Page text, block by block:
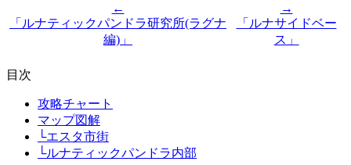
←
「ルナティックパンドラ研究所(ラグナ
編)」
→
「ルナサイドベー
ス」
目次
攻略チャート
マップ図解
└エスタ市街
└ルナティックパンドラ内部